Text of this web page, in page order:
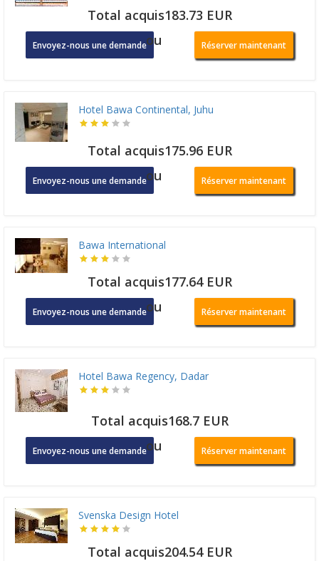
Total acquis183.73 EUR
Envoyez-nous une demandeou Réserver maintenant
Hotel Bawa Continental, Juhu
Total acquis175.96 EUR
Envoyez-nous une demandeou Réserver maintenant
Bawa International
Total acquis177.64 EUR
Envoyez-nous une demandeou Réserver maintenant
Hotel Bawa Regency, Dadar
Total acquis168.7 EUR
Envoyez-nous une demandeou Réserver maintenant
Svenska Design Hotel
Total acquis204.54 EUR